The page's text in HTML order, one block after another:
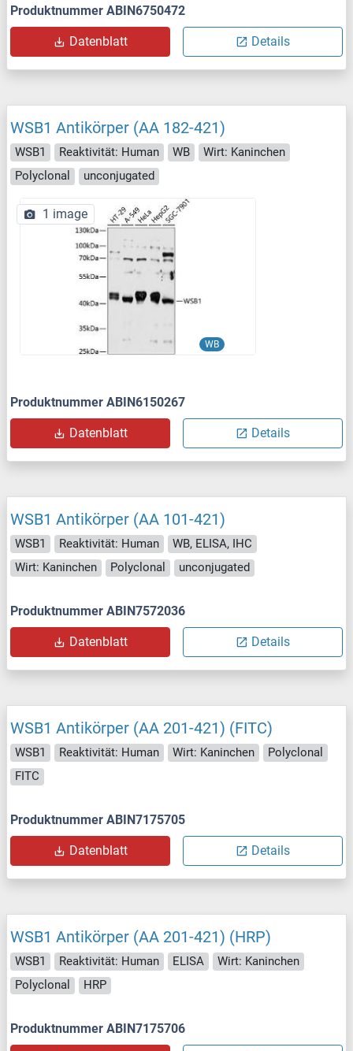
Produktnummer ABIN6750472
Datenblatt Details
WSB1 Antikörper (AA 182-421)
WSB1 Reaktivität: Human WB
Wirt: Kaninchen
Polyclonal
unconjugated
WB
1 image
Produktnummer ABIN6150267
Datenblatt Details
WSB1 Antikörper (AA 101-421)
WSB1 Reaktivität: Human
WB, ELISA, IHC
Wirt: Kaninchen
Polyclonal unconjugated
Produktnummer ABIN7572036
Datenblatt Details
WSB1 Antikörper (AA 201-421) (FITC)
WSB1 Reaktivität: Human Wirt: Kaninchen
Polyclonal
FITC
Produktnummer ABIN7175705
Datenblatt Details
WSB1 Antikörper (AA 201-421) (HRP)
WSB1 Reaktivität: Human ELISA
Wirt: Kaninchen
Polyclonal
HRP
Produktnummer ABIN7175706